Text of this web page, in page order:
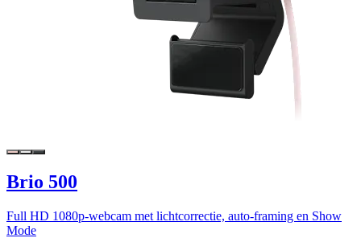
Brio 500
Full HD 1080p-webcam met lichtcorrectie, auto-framing en Show
Mode